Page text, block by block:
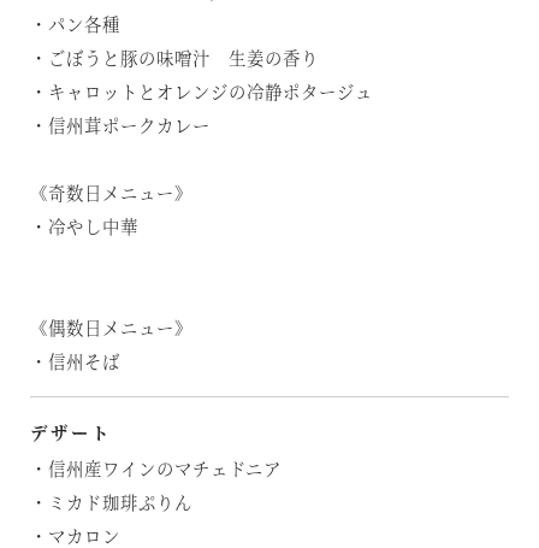
・パン各種
・ごぼうと豚の味噌汁 生姜の香り
・キャロットとオレンジの冷静ポタージュ
・信州茸ポークカレー
《奇数日メニュー》
・冷やし中華
《偶数日メニュー》
・信州そば
デザート
・信州産ワインのマチェドニア
・ミカド珈琲ぷりん
・マカロン